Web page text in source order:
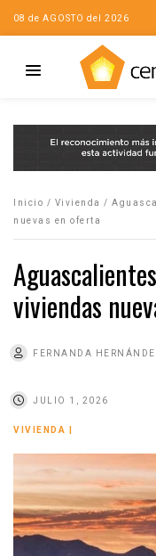
08 de AGOSTO del 2026
Inicio / Vivienda /
nuevas en oferta
viviendas
FERNANDA
JULIO 1, 2026
VIVIENDA